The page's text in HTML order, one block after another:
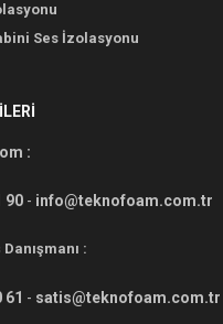
Ses İzolasyonu
:
90 - info@teknofoam.com.tr
:
61 - satis@teknofoam.com.tr